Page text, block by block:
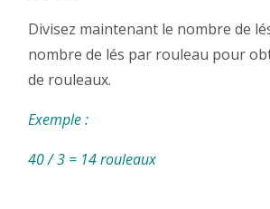
Divisez maintenant le nombre de
nombre de lés par rouleau pour
de rouleaux.
Exemple :
40 / 3 = 14 rouleaux